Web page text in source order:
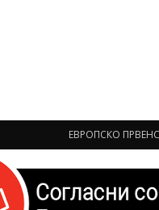
ЕВРОПСКО